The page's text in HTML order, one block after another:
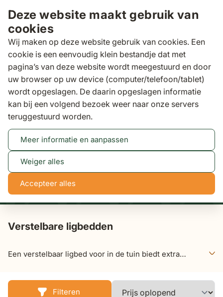
Deze website maakt gebruik van
cookies
Wij maken op deze website gebruik van cookies. Een
cookie is een eenvoudig klein bestandje dat met
pagina’s van deze website wordt meegestuurd en door
uw browser op uw device (computer/telefoon/tablet)
wordt opgeslagen. De daarin opgeslagen informatie
kan bij een volgend bezoek weer naar onze servers
teruggestuurd worden.
Meer informatie en aanpassen
Weiger alles
Accepteer alles
Zoeken
Binnen 3 dagengratis bezorgd
Ligbedden & ligstoelen Verstelbare ligbedden
Tot 50% korting
NaN
dagen
NaN NaN NaN
Verstelbare ligbedden
Een verstelbaar ligbed voor in de tuin biedt extra
standaard ligbed. Dankzij de verstelbare rugleuning
bepaal je zelf eenvoudig de ideale houding.
Filteren